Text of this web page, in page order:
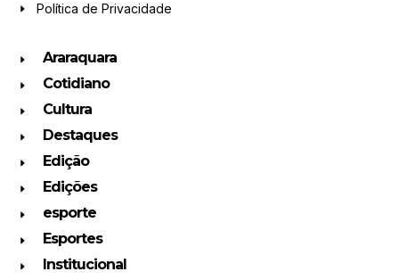
Política de Privacidade
Araraquara
Cotidiano
Cultura
Destaques
Edição
Edições
esporte
Esportes
Institucional